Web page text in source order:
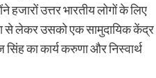
उत्तर भारतीय लोगों के लिए
से लेकर उसको एक सामुदायिक केंद्र
का कार्य करुणा और निस्वार्थ